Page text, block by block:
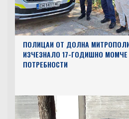
ПОЛИЦАИ ОТ ДОЛНА
ИЗЧЕЗНАЛО 17-ГОДИШНО
ПОТРЕБНОСТИ